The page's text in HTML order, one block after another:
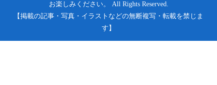
お楽しみください。 All Rights Reserved.
【掲載の記事・写真・イラストなどの無断複写・転載を禁じま
す】